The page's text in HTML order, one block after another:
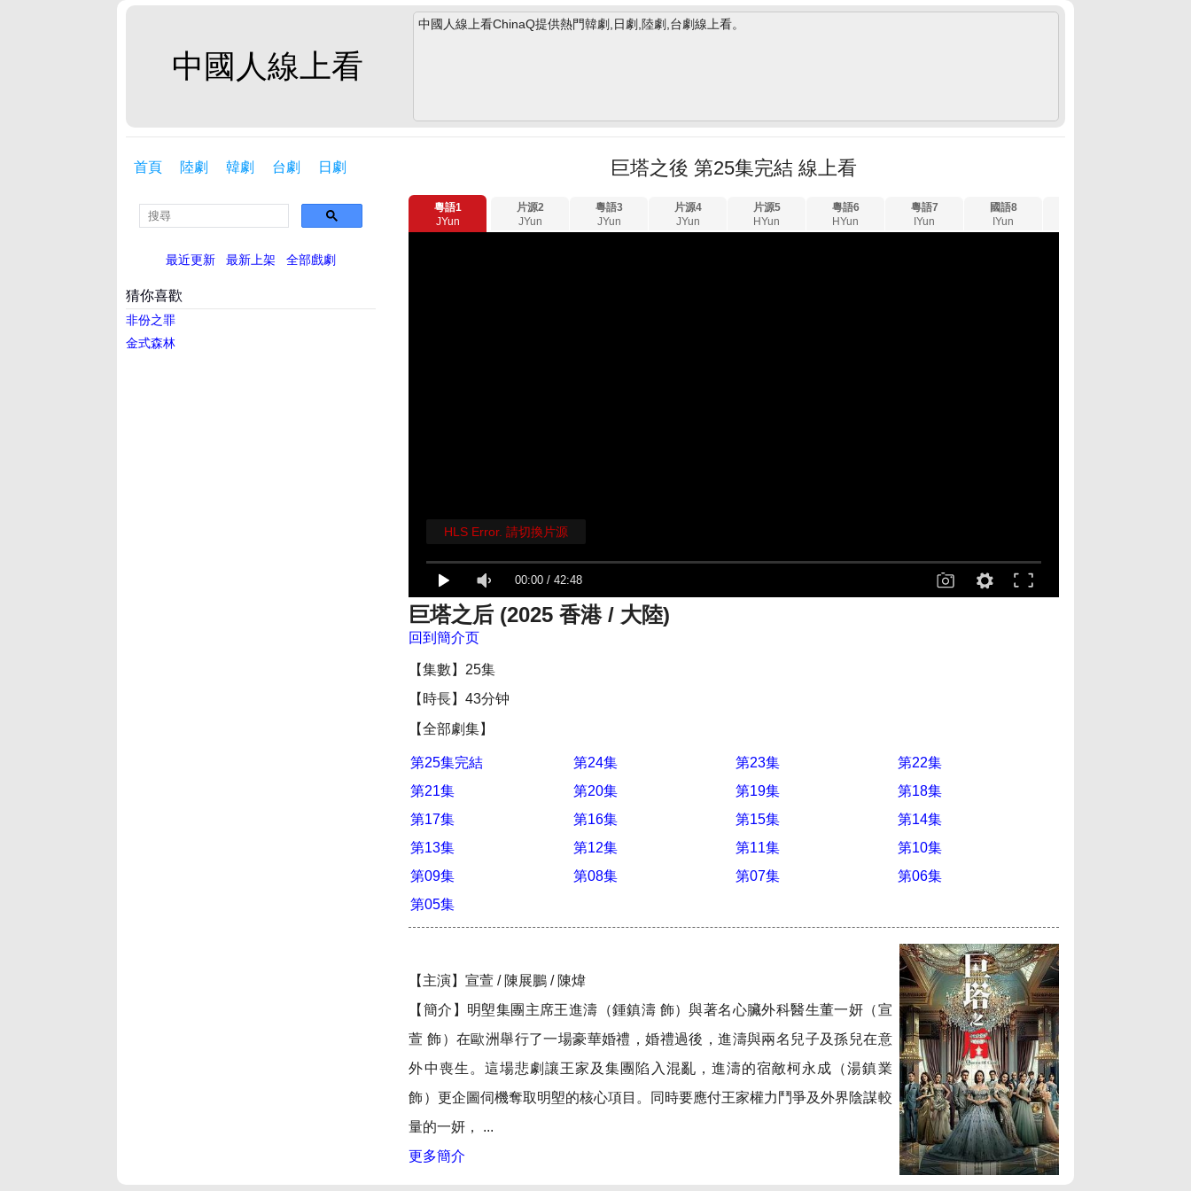
中國人線上看
中國人線上看ChinaQ提供熱門韓劇,日劇,陸劇,台劇線上看。
首頁 陸劇 韓劇 台劇 日劇
最近更新 最新上架 全部戲劇
巨塔之後 第25集完結 線上看
粵語1
JYun
片源2
JYun
粵語3
JYun
片源4
JYun
片源5
HYun
粵語6
HYun
粵語7
IYun
國語8
IYun
00:00 /42:48
HLS Error. 請切換片源
巨塔之后 (2025 香港 / 大陸)
回到簡介页
【集數】25集
【時長】43分钟
【全部劇集】
第25集完結 第24集 第23集
第22集
第21集
第20集 第19集
第18集
第17集
第16集 第15集
第14集
第13集
第12集 第11集
第10集
第09集
第08集 第07集
第06集
第05集
【主演】宣萱 / 陳展鵬 / 陳煒
【簡介】明塱集團主席王進濤（鍾鎮濤 飾）與著名心臟外科醫生董一妍（宣
萱 飾）在歐洲舉行了一場豪華婚禮，婚禮過後，進濤與兩名兒子及孫兒在意
外中喪生。這場悲劇讓王家及集團陷入混亂，進濤的宿敵柯永成（湯鎮業
飾）更企圖伺機奪取明塱的核心項目。同時要應付王家權力鬥爭及外界陰謀較
量的一妍， ...
更多簡介
猜你喜歡
非份之罪
金式森林